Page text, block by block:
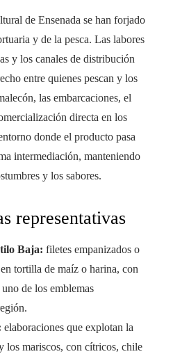
de Ensenada se han forjado
y de la pesca. Las labores
y los canales de distribución
entre quienes pescan y los
las embarcaciones, el
directa en los
donde el producto pasa
intermediación, manteniendo
y los sabores.
representativas
Baja: filetes empanizados o
tortilla de maíz o harina, con
de los emblemas
elaboraciones que explotan la
los mariscos, con cítricos, chile